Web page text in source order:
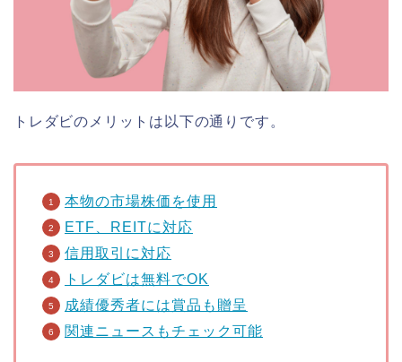
トレダビのメリットは以下の通りです。
本物の市場株価を使用
ETF、REITに対応
信用取引に対応
トレダビは無料でOK
成績優秀者には賞品も贈呈
関連ニュースもチェック可能